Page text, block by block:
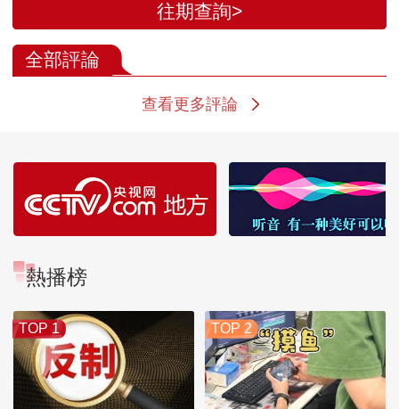
往期查詢>
全部評論
查看更多評論
熱播榜
TOP 1 TOP 2